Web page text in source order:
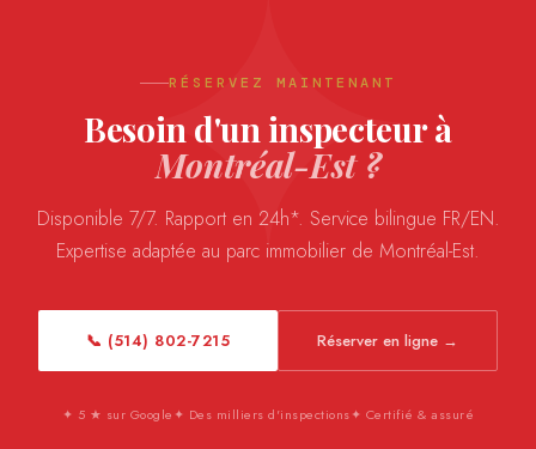
RÉSERVEZ MAINTENANT
Besoin d'un inspecteur à
Montréal-Est ?
Disponible 7/7. Rapport en 24h*. Service bilingue FR/EN.
Expertise adaptée au parc immobilier de Montréal-Est.
📞 (514) 802-7215 Réserver en ligne →
✦ 5 ★ sur Google ✦ Des milliers d'inspections✦ Certifié & assuré